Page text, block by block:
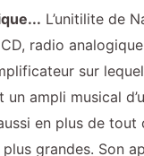
L’unitilite de
radio
sur
un ampli musical
en plus de
grandes. Son